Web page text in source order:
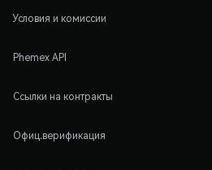
Условия и комиссии
Phemex API
Ссылки на контракты
Офиц.верификация